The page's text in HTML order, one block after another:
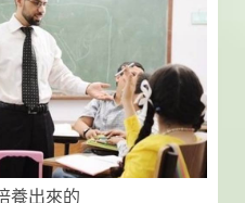
養出來的